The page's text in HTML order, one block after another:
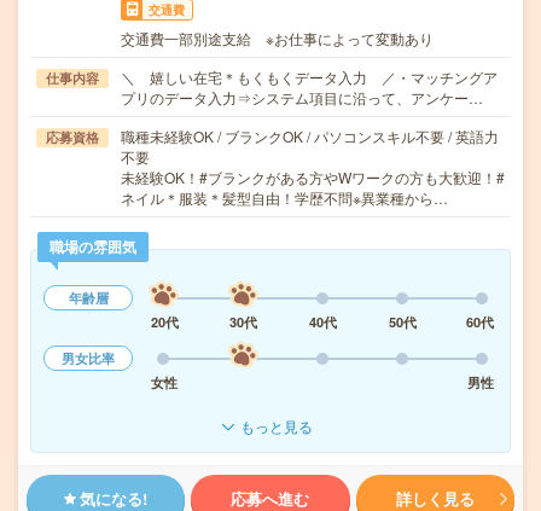
交通費
交通費一部別途支給 ※お仕事によって変動あり
仕事内容
＼ 嬉しい在宅＊もくもくデータ入力 ／・マッチングア
プリのデータ入力⇒システム項目に沿って、アンケー…
応募資格
職種未経験OK / ブランクOK / パソコンスキル不要 / 英語力
不要
未経験OK！#ブランクがある方やWワークの方も大歓迎！#
ネイル＊服装＊髪型自由！学歴不問※異業種から…
職場の雰囲気
年齢層
20代
30代 40代 50代
60代
男女比率
女性
男性
もっと見る
気になる! 応募へ進む 詳しく見る